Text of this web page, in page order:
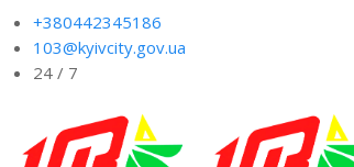
+380442345186
103@kyivcity.gov.ua
24 / 7